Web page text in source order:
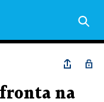
fronta na